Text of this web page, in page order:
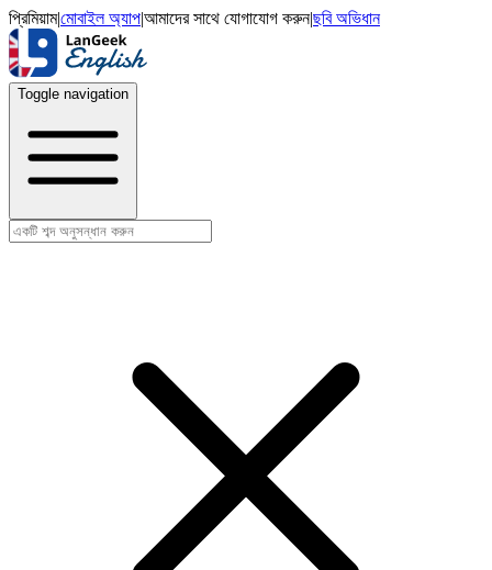
প্রিমিয়াম|মোবাইল অ্যাপ|আমাদের সাথে যোগাযোগ করুন|ছবি অভিধান
Toggle navigation